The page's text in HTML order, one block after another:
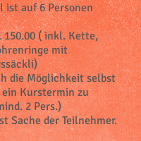
ist auf 6 Personen
150.00 ( inkl. Kette,
mit
die Möglichkeit selbst
Kurstermin zu
2 Pers.)
Sache der Teilnehmer.